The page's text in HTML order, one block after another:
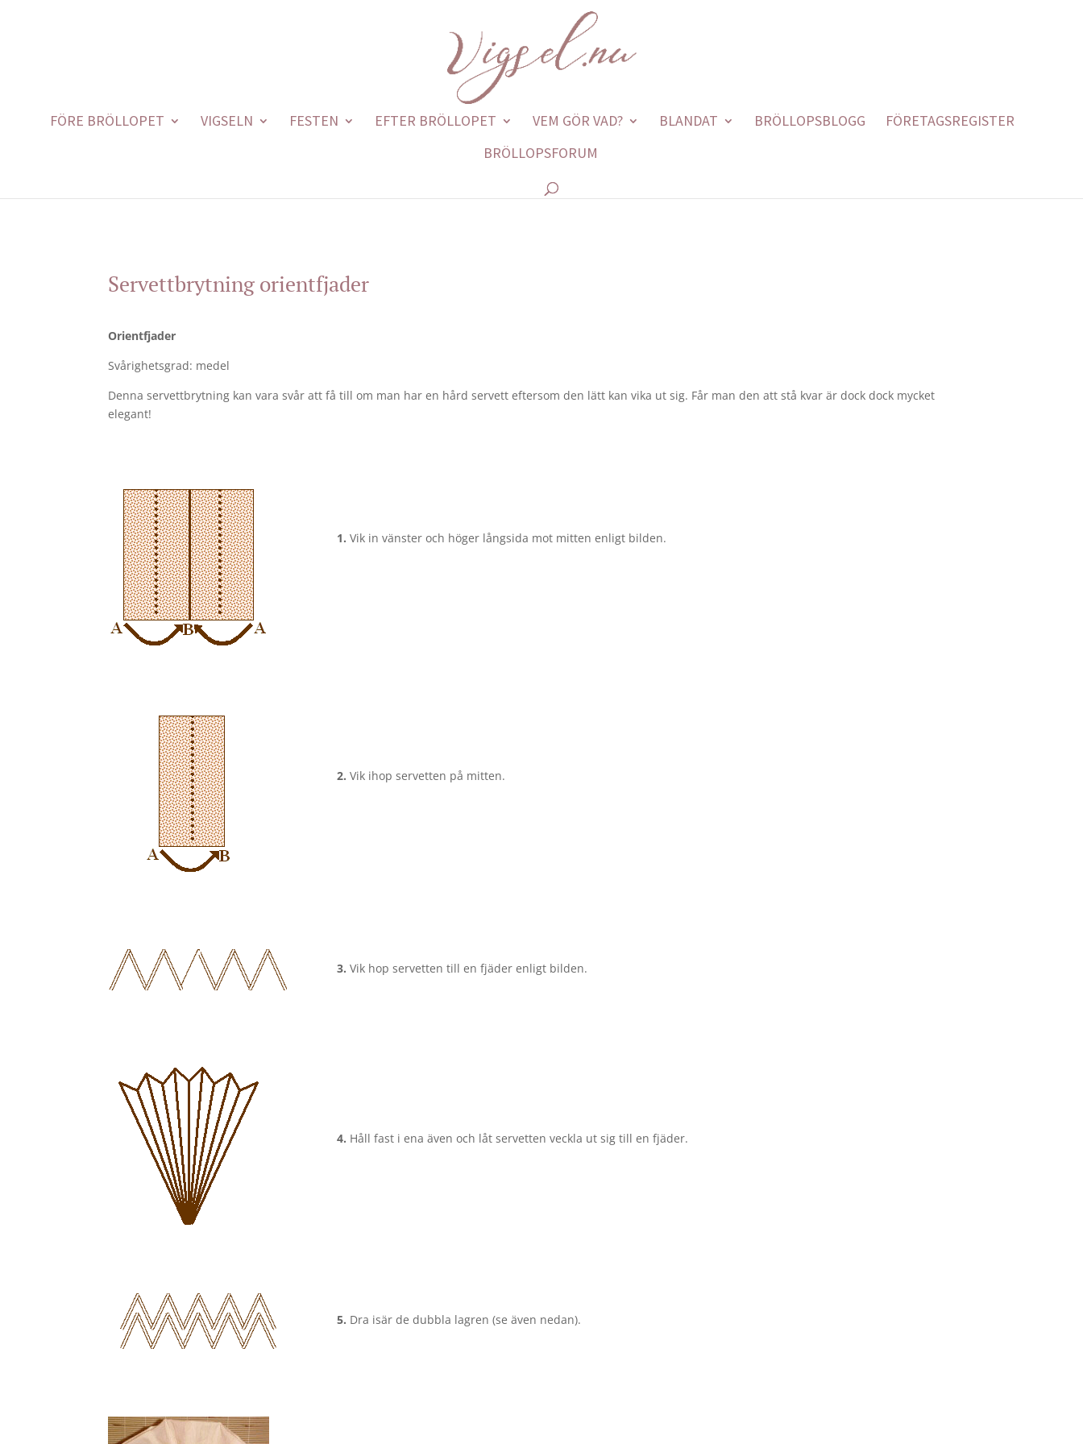
FÖRE BRÖLLOPET VIGSELN FESTEN EFTER BRÖLLOPET VEM GÖR VAD? BLANDAT BRÖLLOPSBLOGG
FÖRETAGSREGISTER
BRÖLLOPSFORUM
Servettbrytning orientfjader
Orientfjader
Svårighetsgrad: medel
Denna servettbrytning kan vara svår att få till om man har en hård servett eftersom den lätt kan vika ut sig. Får man den att stå kvar är dock dock mycket
elegant!
1. Vik in vänster och höger långsida mot mitten enligt bilden.
2. Vik ihop servetten på mitten.
3. Vik hop servetten till en fjäder enligt bilden.
4. Håll fast i ena även och låt servetten veckla ut sig till en fjäder.
5. Dra isär de dubbla lagren (se även nedan).